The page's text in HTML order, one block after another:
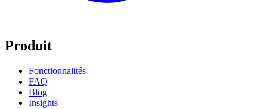
Produit
Fonctionnalités
FAQ
Blog
Insights